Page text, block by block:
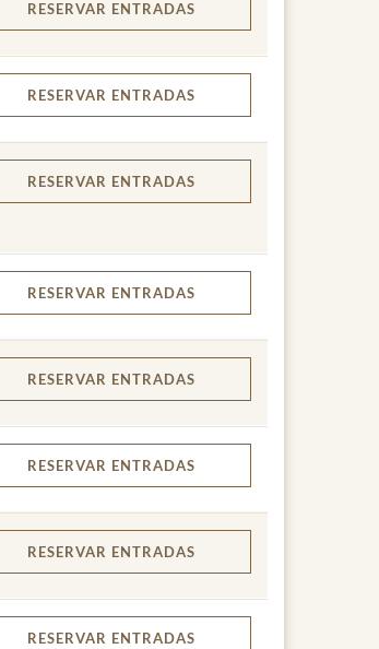
RESERVAR ENTRADAS
RESERVAR ENTRADAS
RESERVAR ENTRADAS
RESERVAR ENTRADAS
RESERVAR ENTRADAS
RESERVAR ENTRADAS
RESERVAR ENTRADAS
RESERVAR ENTRADAS